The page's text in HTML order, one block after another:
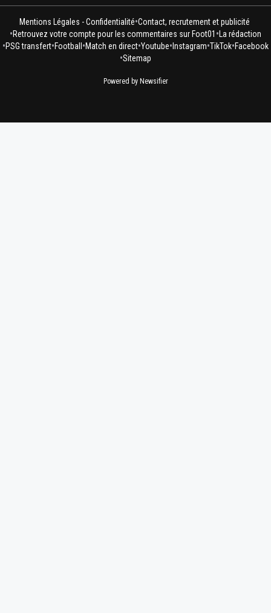
Mentions Légales - Confidentialité•Contact, recrutement et publicité
•Retrouvez votre compte pour les commentaires sur Foot01 • La rédaction
•PSG transfert•Football •Match en direct•Youtube• Instagram•TikTok•Facebook
•Sitemap
Powered by Newsifier